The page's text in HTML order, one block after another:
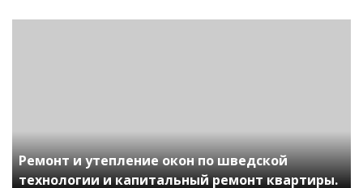
Ремонт и утепление окон по шведской
технологии и капитальный ремонт квартиры.